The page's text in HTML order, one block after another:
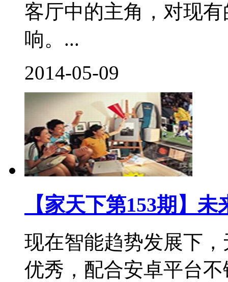
客厅中的主角，对现
响。...
2014-05-09
【家天下第153期】
现在智能趋势发展下
优秀，配合安卓平台